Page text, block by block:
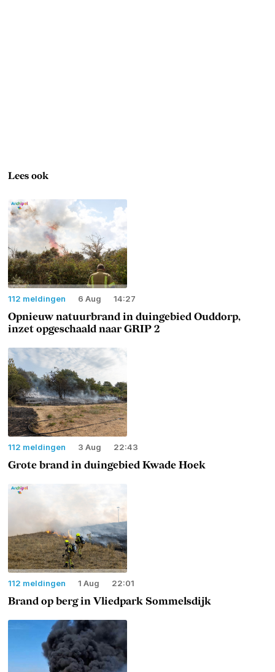
Lees ook
112 meldingen 6 Aug 14:27
Opnieuw natuurbrand in duingebied Ouddorp,
inzet opgeschaald naar GRIP 2
112 meldingen 3 Aug 22:43
Grote brand in duingebied Kwade Hoek
112 meldingen 1 Aug 22:01
Brand op berg in Vliedpark Sommelsdijk